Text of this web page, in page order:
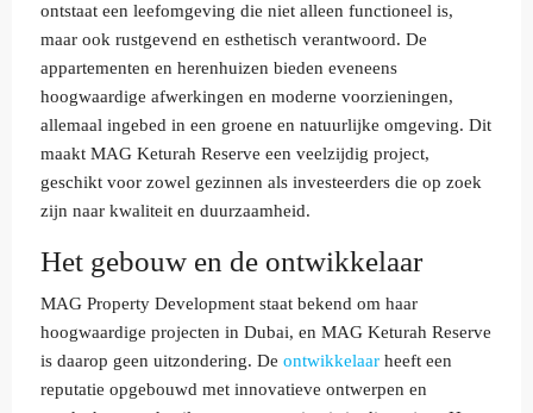
ontstaat een leefomgeving die niet alleen functioneel is,
maar ook rustgevend en esthetisch verantwoord. De
appartementen en herenhuizen bieden eveneens
hoogwaardige afwerkingen en moderne voorzieningen,
allemaal ingebed in een groene en natuurlijke omgeving. Dit
maakt MAG Keturah Reserve een veelzijdig project,
geschikt voor zowel gezinnen als investeerders die op zoek
zijn naar kwaliteit en duurzaamheid.
Het gebouw en de ontwikkelaar
MAG Property Development staat bekend om haar
hoogwaardige projecten in Dubai, en MAG Keturah Reserve
is daarop geen uitzondering. De ontwikkelaar heeft een
reputatie opgebouwd met innovatieve ontwerpen en